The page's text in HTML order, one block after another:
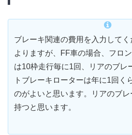
ブレーキ関連の費用を入力して
よりますが、FF車の場合、フロ
は10枠走行毎に1回、リアのブレ
トブレーキローターは年に1回く
のがよいと思います。リアのブ
持つと思います。